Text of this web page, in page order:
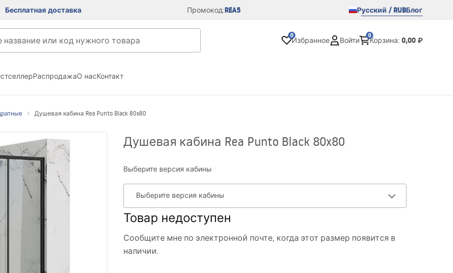
Бесплатная доставка Промокод:REA5 Русский / RUBБлог
0
Избранное Войти
0
Корзина: 0,00 ₽
РаспродажаО насКонтакт
Душевая кабина Rea Punto Black 80x80
Душевая кабина Rea Punto Black 80x80
Выберите версия кабины
Выберите версия кабины
Товар недоступен
Сообщите мне по электронной почте, когда этот размер появится в
наличии.